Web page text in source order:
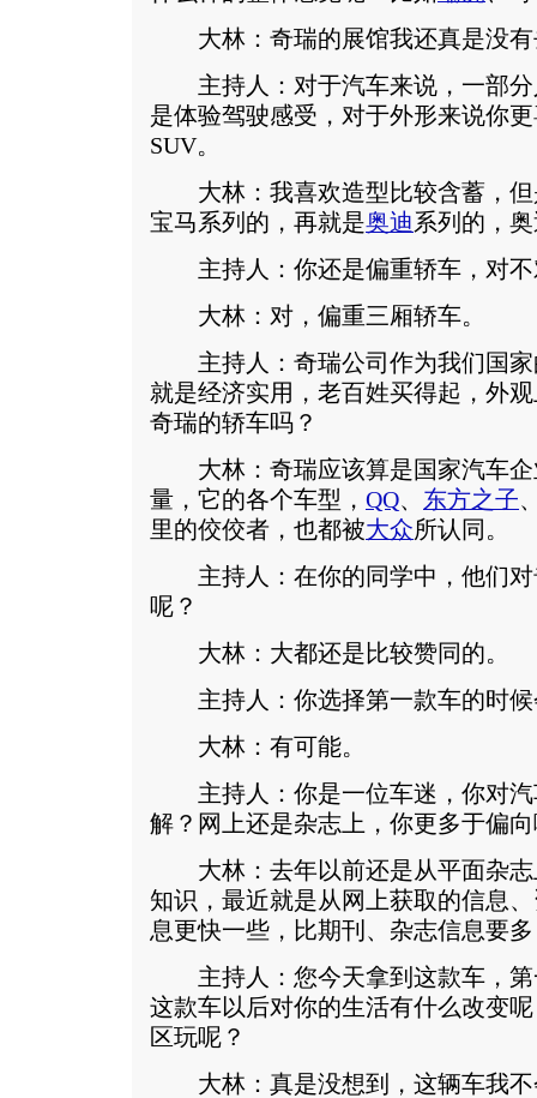
大林：奇瑞的展馆我还真是没有
主持人：对于汽车来说，一部分
是体验驾驶感受，对于外形来说你
SUV。
大林：我喜欢造型比较含蓄，但
宝马系列的，再就是奥迪 系列的，
主持人：你还是偏重轿车，对不
大林：对，偏重三厢轿车。
主持人：奇瑞公司作为我们国家
就是经济实用，老百姓买得起，外
奇瑞的轿车吗？
大林：奇瑞应该算是国家汽车企
量，它的各个车型， QQ、 东方之子
里的佼佼者，也都被大众所认同。
主持人：在你的同学中，他们对
呢？
大林：大都还是比较赞同的。
主持人：你选择第一款车的时候
大林：有可能。
主持人：你是一位车迷，你对汽
解？网上还是杂志上，你更多于偏
大林：去年以前还是从平面杂志
知识，最近就是从网上获取的信息
息更快一些，比期刊、杂志信息要
主持人：您今天拿到这款车，第
这款车以后对你的生活有什么改变
区玩呢？
大林：真是没想到，这辆车我不